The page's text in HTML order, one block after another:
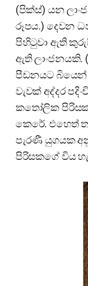
(පික්ස්) යන
රූපය.) දෙවන
පිහිටුවා ඇති
ඇති ලාංජනයකි.
පීඩනයට බියෙන්
වැවක් අද්දර
කතෝලික
කෙරේ. එහෙත්
පැරණී යුගයක
පිරිසකගේ විය